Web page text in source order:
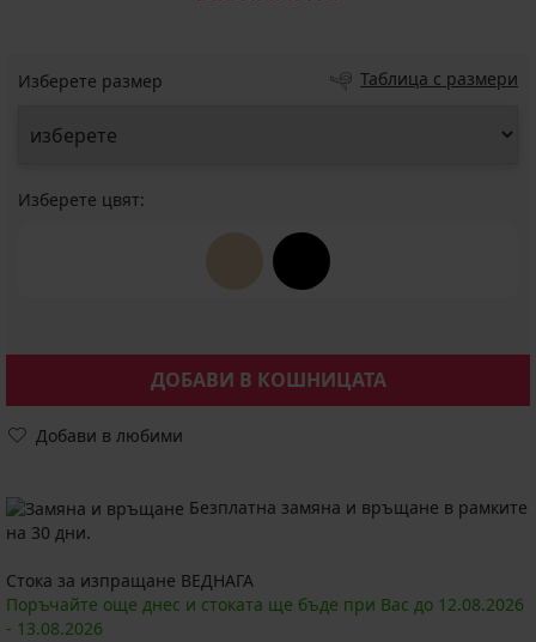
Изберете размер Таблица с размери
Изберете цвят:
ДОБАВИ В КОШНИЦАТА
Добави в любими
Безплатна замяна и връщане в рамките
на 30 дни.
Стока за изпращане ВЕДНАГА
Поръчайте още днес и стоката ще бъде при Вас до 12.08.2026
- 13.08.2026